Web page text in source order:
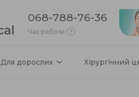
068-788-76-36
Час роботи
Для дорослих Хірургічний